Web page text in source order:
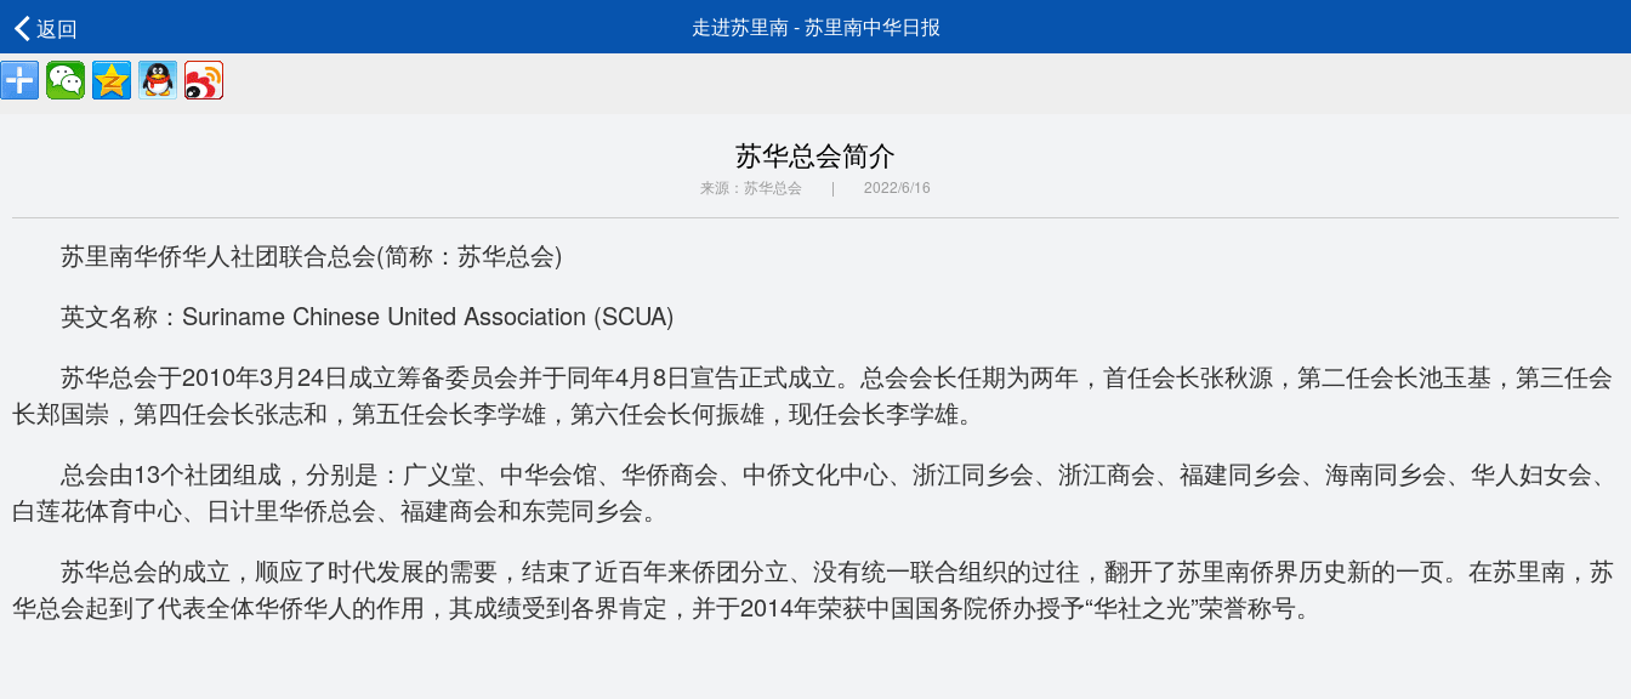
返回 走进苏里南 - 苏里南中华日报
苏华总会简介
来源：苏华总会 | 2022/6/16
苏里南华侨华人社团联合总会(简称：苏华总会)
英文名称：Suriname Chinese United Association (SCUA)
苏华总会于2010年3月24日成立筹备委员会并于同年4月8日宣告正式成立。总会会长任期为两年，首任会长张秋源，第二任会长池玉基，第三任会
长郑国崇，第四任会长张志和，第五任会长李学雄，第六任会长何振雄，现任会长李学雄。
总会由13个社团组成，分别是：广义堂、中华会馆、华侨商会、中侨文化中心、浙江同乡会、浙江商会、福建同乡会、海南同乡会、华人妇女会、
白莲花体育中心、日计里华侨总会、福建商会和东莞同乡会。
苏华总会的成立，顺应了时代发展的需要，结束了近百年来侨团分立、没有统一联合组织的过往，翻开了苏里南侨界历史新的一页。在苏里南，苏
华总会起到了代表全体华侨华人的作用，其成绩受到各界肯定，并于2014年荣获中国国务院侨办授予“华社之光”荣誉称号。